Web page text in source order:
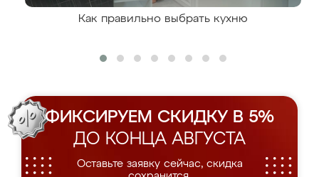
Как правильно выбрать кухню
ФИКСИРУЕМ СКИДКУ В 5%
ДО КОНЦА АВГУСТА
Оставьте заявку сейчас, скидка